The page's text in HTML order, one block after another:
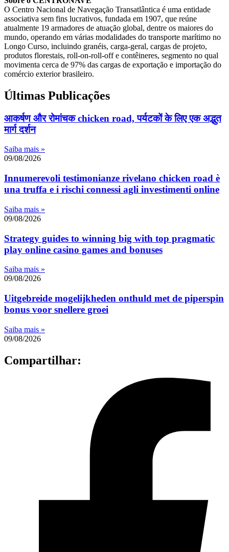
O Centro Nacional de Navegação Transatlântica é uma entidade
associativa sem fins lucrativos, fundada em 1907, que reúne
atualmente 19 armadores de atuação global, dentre os maiores do
mundo, operando em várias modalidades do transporte marítimo no
Longo Curso, incluindo granéis, carga-geral, cargas de projeto,
produtos florestais, roll-on-roll-off e contêineres, segmento no qual
movimenta cerca de 97% das cargas de exportação e importação do
comércio exterior brasileiro.
Últimas Publicações
आकर्षण और रोमांचक chicken road, पर्यटकों के लिए एक अद्भुत
मार्ग दर्शन
Saiba mais »
09/08/2026
Innumerevoli testimonianze rivelano chicken road è
una truffa e i rischi connessi agli investimenti online
Saiba mais »
09/08/2026
Strategy guides to winning big with top pragmatic
play online casino games and bonuses
Saiba mais »
09/08/2026
Uitgebreide mogelijkheden onthuld met de piperspin
bonus voor snellere groei
Saiba mais »
09/08/2026
Compartilhar: